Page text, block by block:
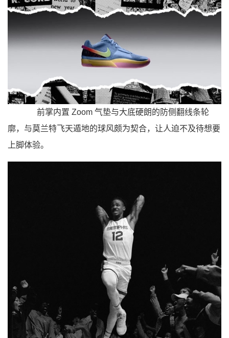
前掌内置 Zoom 气垫与大底硬朗的防侧翻线条轮
廓，与莫兰特飞天遁地的球风颇为契合，让人迫不及待想要
上脚体验。